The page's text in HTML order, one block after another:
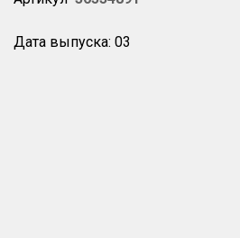
Дата выпуска: 03